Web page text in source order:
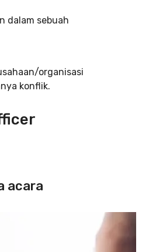
dalam sebuah
organisasi
konflik.
acara